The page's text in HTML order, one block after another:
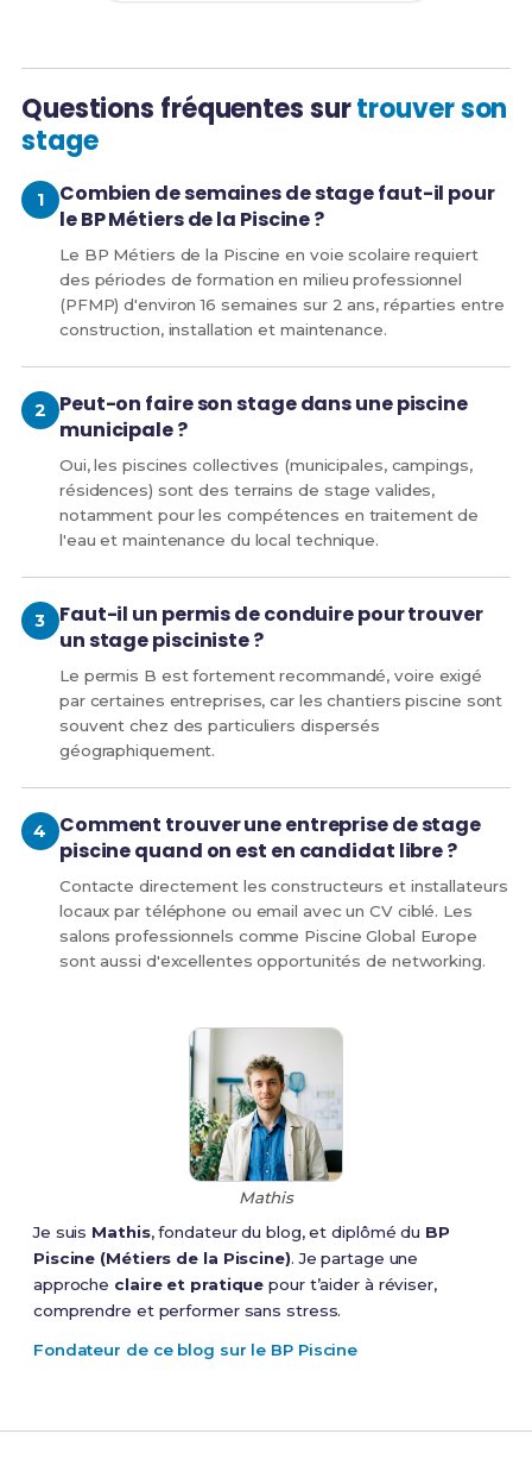
Questions fréquentes surtrouver son
stage
Combien de semaines de stage faut-il pour
le BP Métiers de la Piscine ?
Le BP Métiers de la Piscine en voie scolaire requiert
des périodes de formation en milieu professionnel
(PFMP) d'environ 16 semaines sur 2 ans, réparties entre
construction, installation et maintenance.
Peut-on faire son stage dans une piscine
municipale ?
Oui, les piscines collectives (municipales, campings,
résidences) sont des terrains de stage valides,
notamment pour les compétences en traitement de
l'eau et maintenance du local technique.
Faut-il un permis de conduire pour trouver
un stage pisciniste ?
Le permis B est fortement recommandé, voire exigé
par certaines entreprises, car les chantiers piscine sont
souvent chez des particuliers dispersés
géographiquement.
Comment trouver une entreprise de stage
piscine quand on est en candidat libre ?
Contacte directement les constructeurs et installateurs
locaux par téléphone ou email avec un CV ciblé. Les
salons professionnels comme Piscine Global Europe
sont aussi d'excellentes opportunités de networking.
Mathis
Je suis Mathis, fondateur du blog, et diplômé du BP
Piscine (Métiers de la Piscine). Je partage une
approche claire et pratique pour t’aider à réviser,
comprendre et performer sans stress.
Fondateur de ce blog sur le BP Piscine